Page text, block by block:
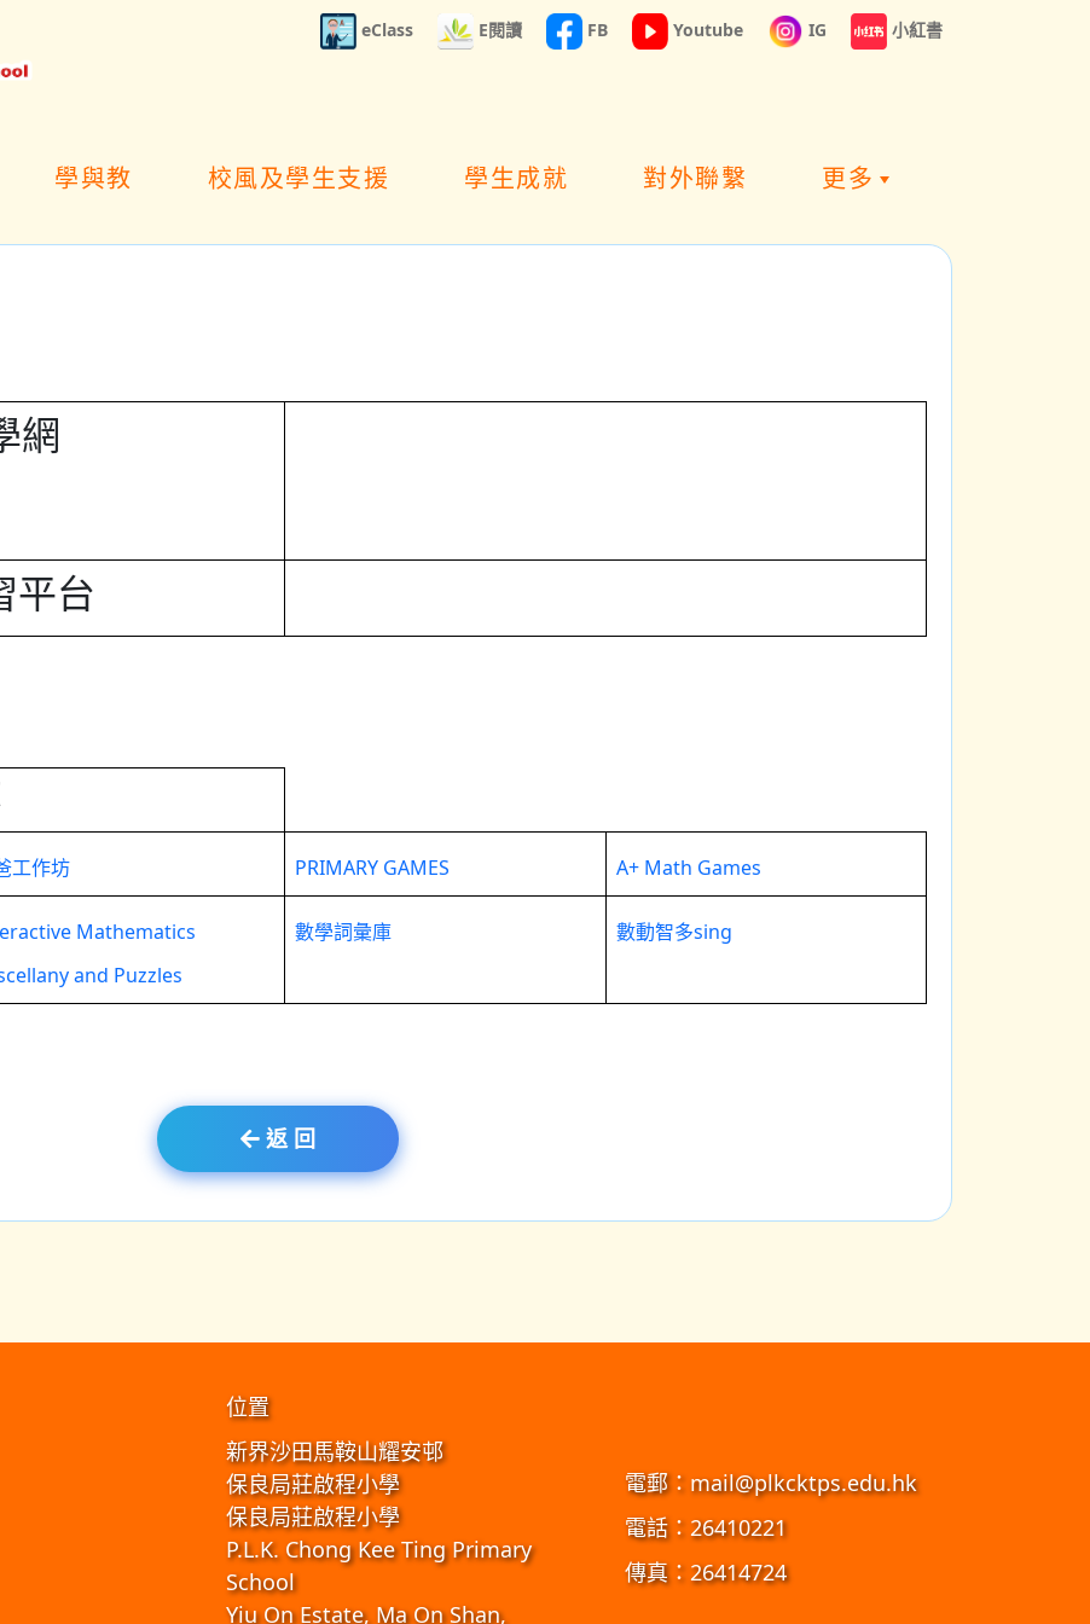
eClass E閱讀 FB Youtube IG 小紅書
學與教 校風及學生支援 學生成就 對外聯繫 更多
網
平台
工作坊 PRIMARY GAMES A+ Math Games
Mathematics
and Puzzles
數學詞彙庫 數動智多sing
返 回
位置
新界沙田馬鞍山耀安邨
保良局莊啟程小學
保良局莊啟程小學
P.L.K. Chong Kee Ting Primary
School
Yiu On Estate, Ma On Shan,
電郵： mail@plkcktps.edu.hk
電話：26410221
傳真：26414724